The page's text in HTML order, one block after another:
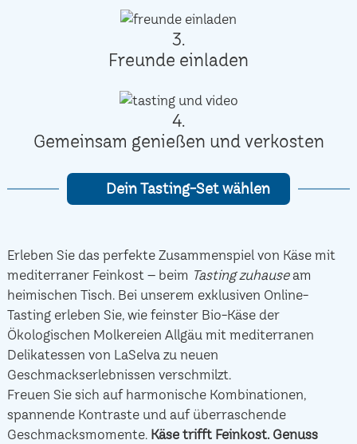
3.
Freunde einladen
4.
Gemeinsam genießen und verkosten
Dein Tasting-Set wählen
Erleben Sie das perfekte Zusammenspiel von Käse mit
mediterraner Feinkost – beim Tasting zuhauseam
heimischen Tisch. Bei unserem exklusiven Online-
Tasting erleben Sie, wie feinster Bio-Käse der
Ökologischen Molkereien Allgäu mit mediterranen
Delikatessen von LaSelva zu neuen
Geschmackserlebnissen verschmilzt.
Freuen Sie sich auf harmonische Kombinationen,
spannende Kontraste und auf überraschende
Geschmacksmomente. Käse trifft Feinkost. Genuss